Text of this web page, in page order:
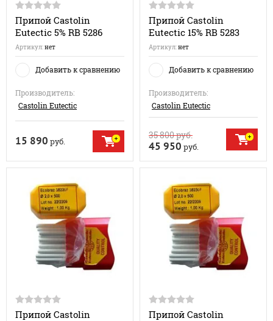
Припой Castolin
Eutectic 5% RB 5286
Артикул:нет
Добавить к сравнению
Производитель:
Castolin Eutectic
15 890 руб.
Припой Castolin
Eutectic 15% RB 5283
Артикул:нет
Добавить к сравнению
Производитель:
Castolin Eutectic
35 800руб.
45 950 руб.
Припой Castolin
Припой Castolin